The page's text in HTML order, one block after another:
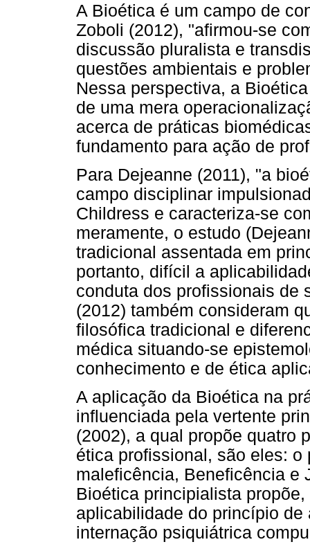
A Bioética é um campo de
Zoboli (2012), "afirmou-se
discussão pluralista e
questões ambientais e
Nessa perspectiva, a
de uma mera
acerca de práticas
fundamento para ação de
Para Dejeanne (2011), "a
campo disciplinar
Childress e caracteriza-se
meramente, o estudo
tradicional assentada em
portanto, difícil a
conduta dos profissionais de
(2012) também consideram
filosófica tradicional e
médica situando-se
conhecimento e de ética
A aplicação da Bioética na
influenciada pela vertente
(2002), a qual propõe quatro
ética profissional, são eles:
maleficência, Beneficência e
Bioética principialista
aplicabilidade do princípio
internação psiquiátrica